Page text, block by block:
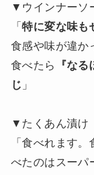
▼ウインナーソ
「特に変な味も
食感や味が違か
食べたら
『な
じ 」
▼たくあん漬け
「食べれます
べたのはスーパ